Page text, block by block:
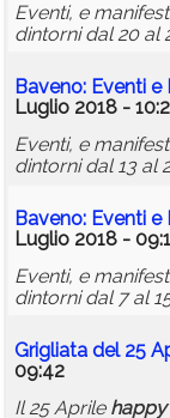
Eventi, e
dintorni dal 20 al
Baveno: Eventi
Luglio 2018 -
Eventi, e
dintorni dal 13 al
Baveno: Eventi
Luglio 2018 -
Eventi, e
dintorni dal 7 al
Grigliata del 25
09:42
Il 25 Aprile happy